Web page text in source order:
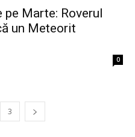
Marte: Roverul
un Meteorit
0
3